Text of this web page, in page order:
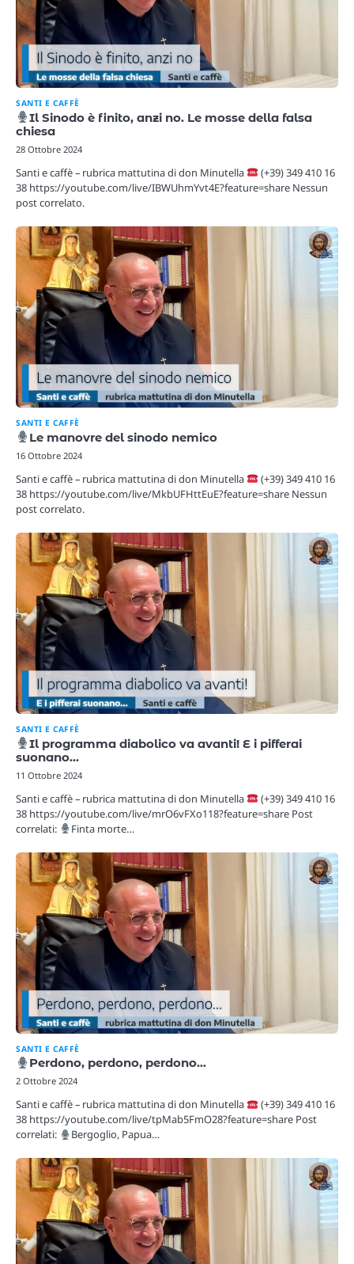
SANTI E CAFFÈ
Il Sinodo è finito, anzi no. Le mosse della falsa
chiesa
28 Ottobre 2024
Santi e caffè – rubrica mattutina di don Minutella
(+39) 349 410 16
38 https://youtube.com/live/IBWUhmYvt4E?feature=share Nessun
post correlato.
SANTI E CAFFÈ
Le manovre del sinodo nemico
16 Ottobre 2024
Santi e caffè – rubrica mattutina di don Minutella
(+39) 349 410 16
38 https://youtube.com/live/MkbUFHttEuE?feature=share Nessun
post correlato.
SANTI E CAFFÈ
Il programma diabolico va avanti! E i pifferai
suonano…
11 Ottobre 2024
Santi e caffè – rubrica mattutina di don Minutella
(+39) 349 410 16
38 https://youtube.com/live/mrO6vFXo118?feature=share Post
correlati:
Finta morte…
SANTI E CAFFÈ
Perdono, perdono, perdono…
2 Ottobre 2024
Santi e caffè – rubrica mattutina di don Minutella
(+39) 349 410 16
38 https://youtube.com/live/tpMab5FmO28?feature=share Post
correlati:
Bergoglio, Papua…